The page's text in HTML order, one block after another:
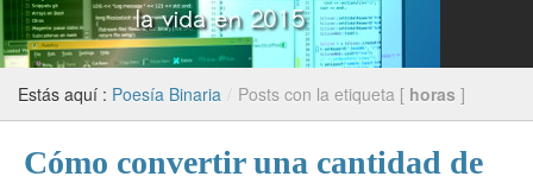
Estás aquí : Poesía Binaria / Posts con la etiqueta [ horas ]
Cómo convertir una cantidad de